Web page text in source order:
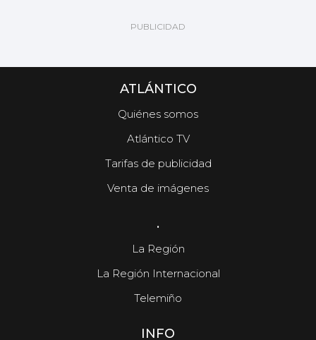
ATLÁNTICO
Quiénes somos
Atlántico TV
Tarifas de publicidad
Venta de imágenes
.
La Región
La Región Internacional
Telemiño
INFO